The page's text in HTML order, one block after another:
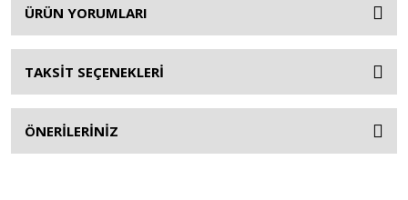
ÜRÜN YORUMLARI
TAKSİT SEÇENEKLERİ
ÖNERİLERİNİZ